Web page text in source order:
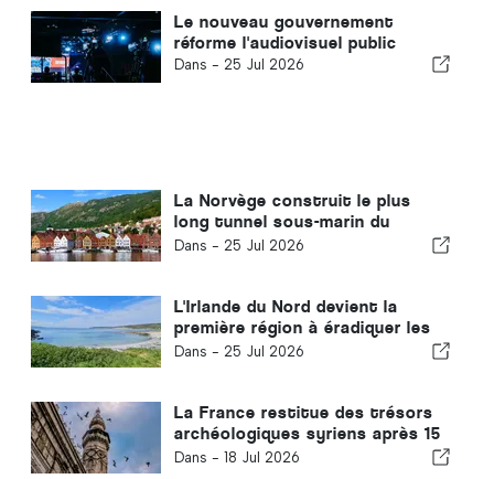
Le nouveau gouvernement
réforme l'audiovisuel public
Dans - 25 Jul 2026
La Norvège construit le plus
long tunnel sous-marin du
monde
Dans - 25 Jul 2026
L'Irlande du Nord devient la
première région à éradiquer les
furets d'une île habitée
Dans - 25 Jul 2026
La France restitue des trésors
archéologiques syriens après 15
ans
Dans - 18 Jul 2026